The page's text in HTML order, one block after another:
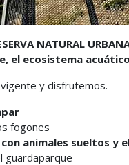
NATURAL
el ecosistema
y disfrutemos.
fogones
animales sueltos y
guardaparque